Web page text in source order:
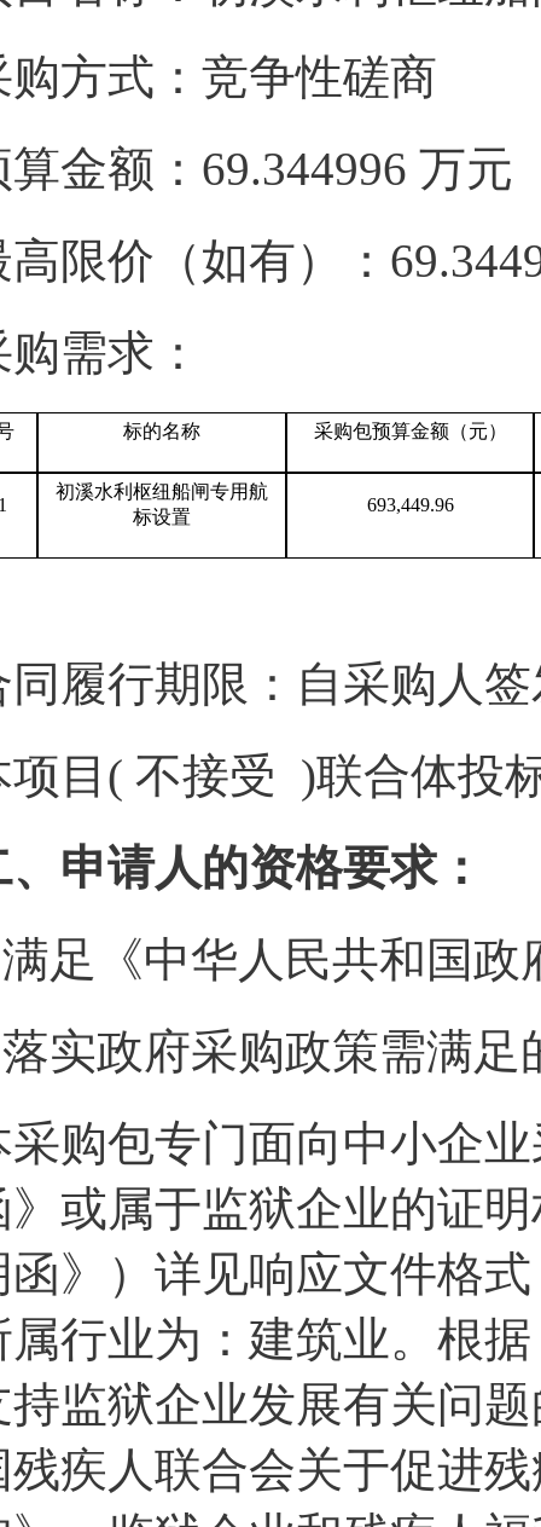
购方式：竞争性磋商
算金额：69.344996 万元
高限价（如有）：
需求：
标的名称 采购包预算金额（元）
初溪水利枢纽船闸专用航
标设置
693,449.96
同履行期限：自采购人
项目( 不接受 )联合体投
、申请人的资格要求：
足《中华人民共和国
实政府采购政策需满足
采购包专门面向中小企
》或属于监狱企业的证
函》）详见响应文件格
属行业为：建筑业。根
持监狱企业发展有关问
残疾人联合会关于促进